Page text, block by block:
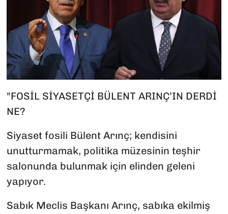
"FOSİL SİYASETÇİ BÜLENT ARINÇ’IN DERDİ
NE?
Siyaset fosili Bülent Arınç; kendisini
unutturmamak, politika müzesinin teşhir
salonunda bulunmak için elinden geleni
yapıyor.
Sabık Meclis Başkanı Arınç, sabıka ekilmiş